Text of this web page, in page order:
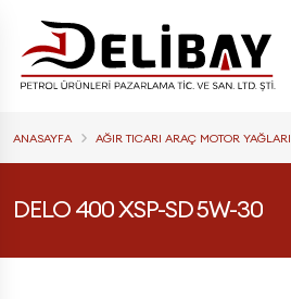
ANASAYFA AĞIR TICARI ARAÇ MOTOR YAĞLARI
DELO 400 XSP-SD 5W-30